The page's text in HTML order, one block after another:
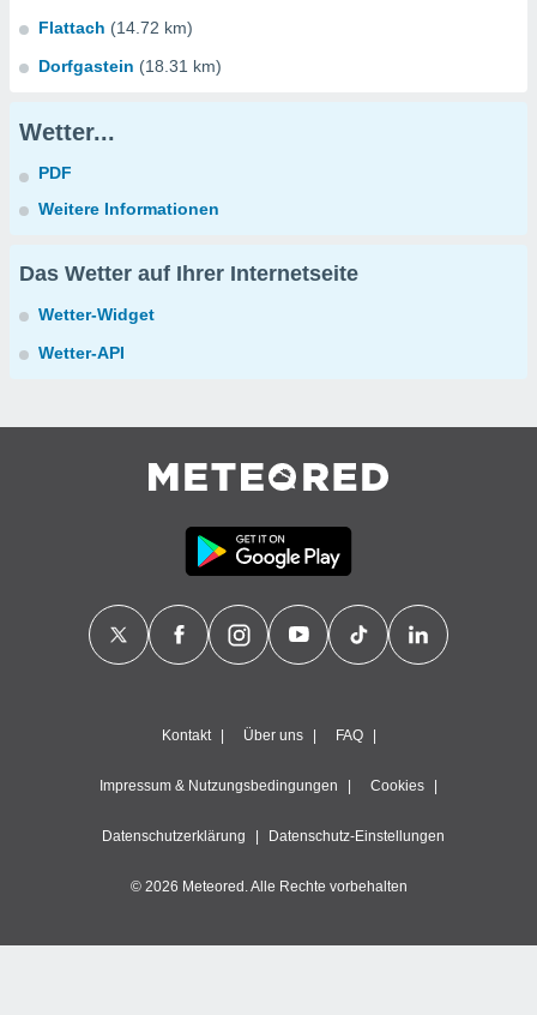
Flattach (14.72 km)
Dorfgastein (18.31 km)
Wetter...
PDF
Weitere Informationen
Das Wetter auf Ihrer Internetseite
Wetter-Widget
Wetter-API
Kontakt Über uns FAQ
Impressum & Nutzungsbedingungen Cookies
Datenschutzerklärung Datenschutz-Einstellungen
© 2026 Meteored. Alle Rechte vorbehalten